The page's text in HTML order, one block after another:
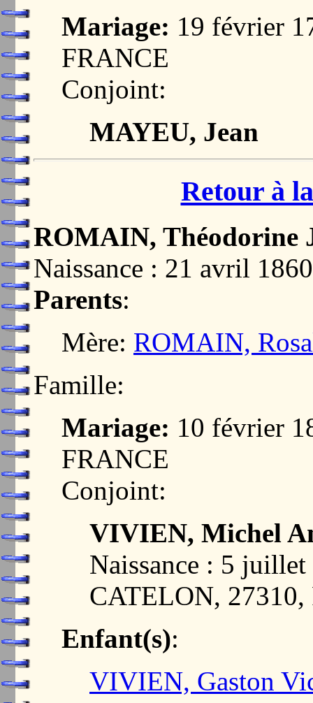
Mariage: 19 février
FRANCE
Conjoint:
MAYEU, Jean
Retour à
ROMAIN, Théodorine
Naissance : 21 avril 1860
Parents:
Mère: ROMAIN,
Famille:
Mariage: 10 février
FRANCE
Conjoint:
VIVIEN, Michel
Naissance : 5
CATELON,
Enfant(s):
VIVIEN, Gaston